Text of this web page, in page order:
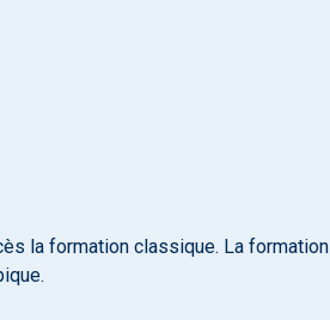
la formation classique. La formation